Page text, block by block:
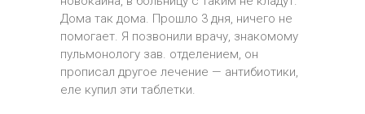
Дома так дома. Прошло 3 дня, ничего не
помогает. Я позвонили врачу, знакомому
пульмонологу зав. отделением, он
прописал другое лечение — антибиотики,
еле купил эти таблетки.